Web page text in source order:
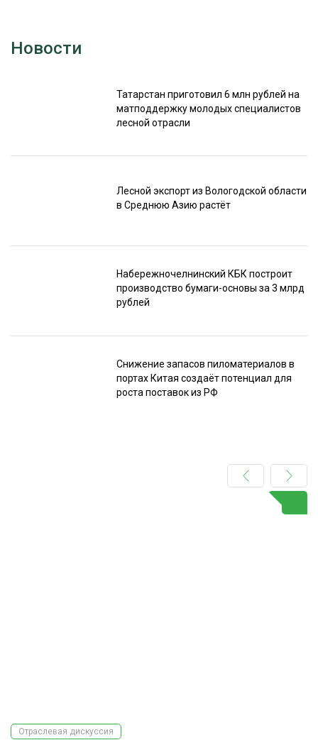
Новости
Татарстан приготовил 6 млн рублей на
матподдержку молодых специалистов
лесной отрасли
Лесной экспорт из Вологодской области
в Среднюю Азию растёт
Набережночелнинский КБК построит
производство бумаги-основы за 3 млрд
рублей
Снижение запасов пиломатериалов в
портах Китая создаёт потенциал для
роста поставок из РФ
Отраслевая дискуссия